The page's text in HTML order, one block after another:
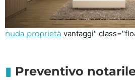
nuda proprietà vantaggi"
Preventivo